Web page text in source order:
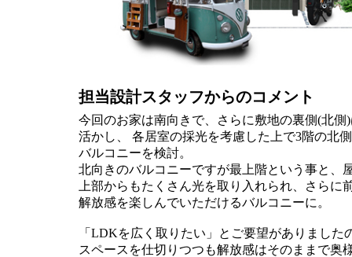
担当設計スタッフからのコメント
今回のお家は南向きで、さらに敷地の裏側(北
活かし、 各居室の採光を考慮した上で3階の北
バルコニーを検討。
北向きのバルコニーですが最上階という事と、
上部からもたくさん光を取り入れられ、さら
解放感を楽しんでいただけるバルコニーに。
「LDKを広く取りたい」とご要望がありまし
スペースを仕切りつつも解放感はそのままで奥